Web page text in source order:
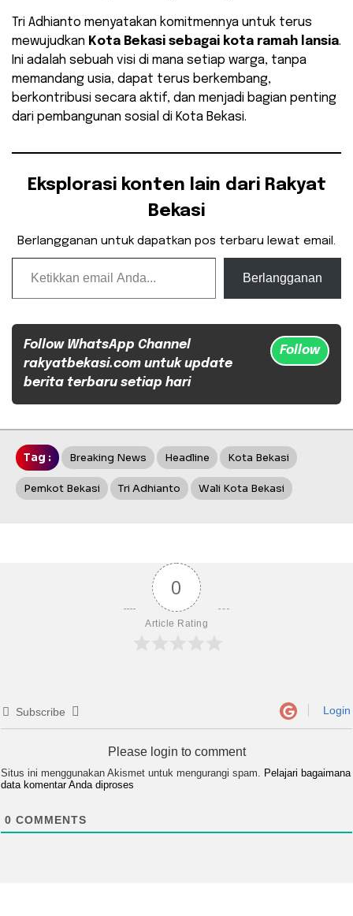
​Tri Adhianto menyatakan komitmennya untuk terus
mewujudkan Kota Bekasi sebagai kota ramah lansia.
Ini adalah sebuah visi di mana setiap warga, tanpa
memandang usia, dapat terus berkembang,
berkontribusi secara aktif, dan menjadi bagian penting
dari pembangunan sosial di Kota Bekasi.
Eksplorasi konten lain dari Rakyat
Bekasi
Berlangganan untuk dapatkan pos terbaru lewat email.
Ketikkan email Anda...
Berlangganan
Follow WhatsApp Channel
rakyatbekasi.com untuk update
berita terbaru setiap hari
Follow
Tag : Breaking News Headline Kota Bekasi
Pemkot Bekasi Tri Adhianto Wali Kota Bekasi
0
Article Rating
Subscribe Login
Please login to comment
Situs ini menggunakan Akismet untuk mengurangi spam. Pelajari bagaimana
data komentar Anda diproses
0 COMMENTS